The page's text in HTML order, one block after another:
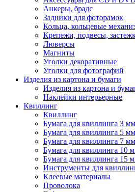
Анкеры, брадс
Задники для фоторамок
Кольца, кольцевые
Крепежи, подвесы,
Люверсы
Магниты
Уголки декоративные
Уголки для фотографий
Изделия из картона и бумаги
Изделия из картона и
Наклейки интерьерные
Квиллинг
Квиллинг
Бумага для квиллинга 3 мм
Бумага для квиллинга 5 мм
Бумага для квиллинга 7 мм
Бумага для квиллинга 10
Бумага для квиллинга 15
Инструменты для
Клеевые материалы
Проволока